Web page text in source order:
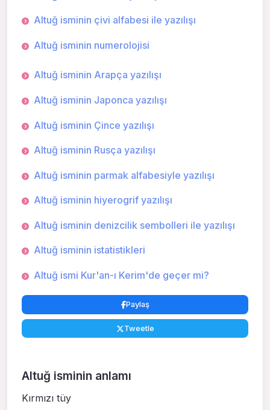
Altuğ isminin çivi alfabesi ile yazılışı
Altuğ isminin numerolojisi
Altuğ isminin Arapça yazılışı
Altuğ isminin Japonca yazılışı
Altuğ isminin Çince yazılışı
Altuğ isminin Rusça yazılışı
Altuğ isminin parmak alfabesiyle yazılışı
Altuğ isminin hiyerogrif yazılışı
Altuğ isminin denizcilik sembolleri ile yazılışı
Altuğ isminin istatistikleri
Altuğ ismi Kur'an-ı Kerim'de geçer mi?
Paylaş
Tweetle
Altuğ isminin anlamı
Kırmızı tüy